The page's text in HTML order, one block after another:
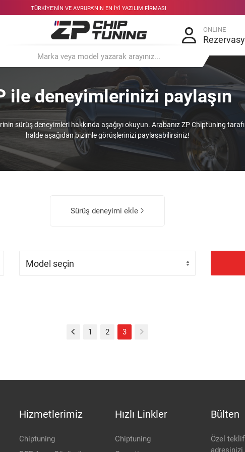
TÜRKIYE'NIN VE AVRUPA'NIN EN IYI YAZILIM FIRMASI
ONLINE
ile deneyimlerinizi paylaşın
sürüş deneyimleri hakkında aşağıyı okuyun. Arabanız ZP Chiptuning
halde aşağıdan bizimle görüşlerinizi paylaşabilirsiniz!
Sürüş deneyimi ekle
1 2 3(current)
Hizmetlerimiz
Chiptuning
Hızlı Linkler
Chiptuning
Bülten
Özel
adresinizi